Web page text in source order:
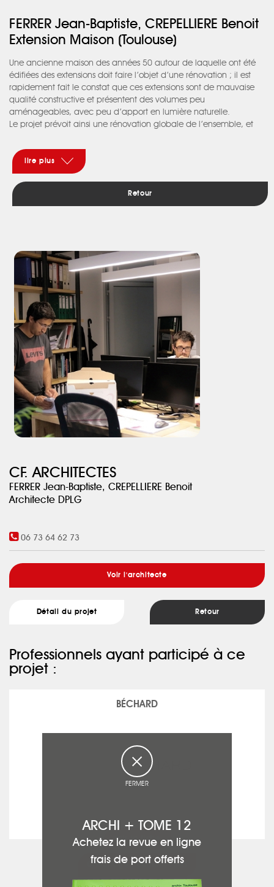
FERRER Jean-Baptiste, CREPELLIERE Benoit
Extension Maison (Toulouse)
Une ancienne maison des années 50 autour de laquelle ont été
édifiées des extensions doit faire l’objet d’une rénovation ; il est
rapidement fait le constat que ces extensions sont de mauvaise
qualité constructive et présentent des volumes peu
aménageables, avec peu d’apport en lumière naturelle.
Le projet prévoit ainsi une rénovation globale de l’ensemble, et
rendre d’une part plus pérennes, avec des volumes plus
aménageables, un meilleur apport de lumière naturelle, et un
aspect plus contemporain, venant marquer la volumétrie
conservée de la bâtisse initiale.
La maison ancienne garde son style traditionnel (toiture tuile deux
grande terrasse couverte, offrant un prolongement des espaces
intérieurs et formant une protection solaire de l’ensemble.
lire plus
Retour
CF. ARCHITECTES
FERRER Jean-Baptiste, CREPELLIERE Benoit
Architecte DPLG
06 73 64 62 73
Voir l'architecte
Détail du projet Retour
Professionnels ayant participé à ce
projet :
BÉCHARD
voir la fiche
Chauffage - Climatisation
FERMER
ARCHI + TOME 12
Achetez la revue en ligne
frais de port offerts